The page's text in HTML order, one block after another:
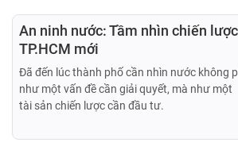
An ninh nước: Tầm nhìn chiến
TP.HCM mới
Đã đến lúc thành phố cần nhìn nước không
như một vấn đề cần giải quyết, mà như một
tài sản chiến lược cần đầu tư.